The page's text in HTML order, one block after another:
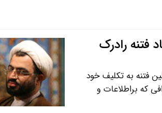
فتنه رادرک
فتنه به تکلیف خود
که براطلاعات و